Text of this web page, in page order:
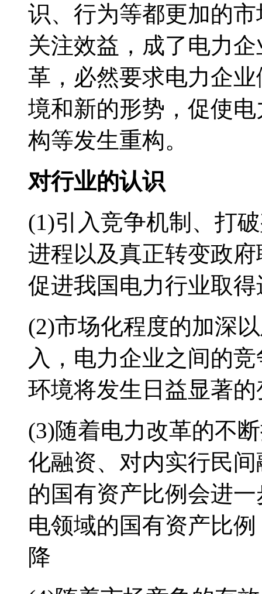
识、行为等都更加的
关注效益，成了电力
革，必然要求电力企
境和新的形势，促使
构等发生重构。
对行业的认识
(1)引入竞争机制、打
进程以及真正转变政
促进我国电力行业取
(2)市场化程度的加深
入，电力企业之间的
环境将发生日益显著
(3)随着电力改革的不
化融资、对内实行民
的国有资产比例会进
电领域的国有资产比
降